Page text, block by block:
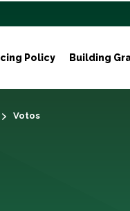
Policy Building
Votos